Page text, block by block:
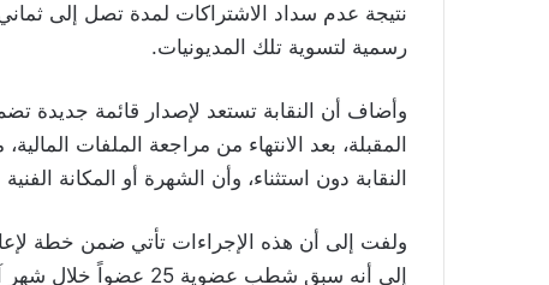
نتيجة عدم سداد الاشتراكات لمدة تصل إلى
رسمية لتسوية تلك المديونيات.
وأضاف أن النقابة تستعد لإصدار قائمة جديدة
المقبلة، بعد الانتهاء من مراجعة الملفات
النقابة دون استثناء، وأن الشهرة أو المكانة
ولفت إلى أن هذه الإجراءات تأتي ضمن خطة لإعادة
إلى أنه سبق شطب عضوية 25 عضواً خلال شهر آذار/مارس الماضي.